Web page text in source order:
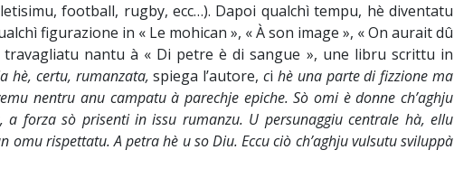
football, rugby, ecc…). Dapoi qualchì tempu, hè diventatu
figurazione in « Le mohican », « À son image », « On aurait dû
travagliatu nantu à « Di petre è di sangue », une libru scrittu in
hè, certu, rumanzata,spiega l’autore,ci hè una parte di fizzione ma
nentru anu campatu à parechje epiche. Sò omi è donne ch’aghju
a forza sò prisenti in issu rumanzu. U persunaggiu centrale hà, ellu
omu rispettatu. A petra hè u so Diu. Eccu ciò ch’aghju vulsutu sviluppà